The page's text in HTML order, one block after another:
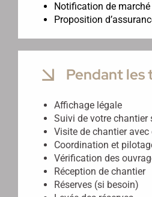
Notification de marché
Proposition
Pendant les
Affichage légale
Suivi de votre chantier
Visite de chantier
Coordination et
Vérification des
Réception de chantier
Réserves (si besoin)